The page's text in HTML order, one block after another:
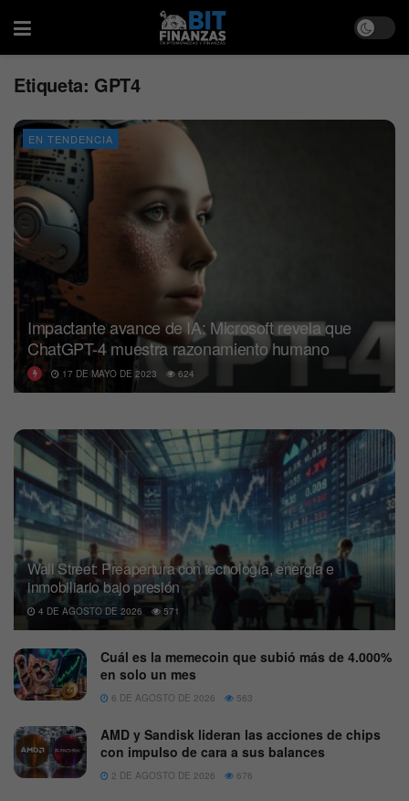
Etiqueta: GPT4
EN TENDENCIA
Impactante avance de IA: Microsoft revela que
ChatGPT-4 muestra razonamiento humano
17 DE MAYO DE 2023 624
Wall Street: Preapertura con tecnología, energía e
inmobiliario bajo presión
4 DE AGOSTO DE 2026 571
Cuál es la memecoin que subió más de 4.000%
en solo un mes
6 DE AGOSTO DE 2026 563
AMD y Sandisk lideran las acciones de chips
con impulso de cara a sus balances
2 DE AGOSTO DE 2026 676